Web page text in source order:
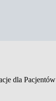
dla Pacjentów